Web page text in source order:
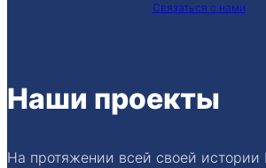
Связаться с нами
Наши проекты
На протяжении всей своей истории